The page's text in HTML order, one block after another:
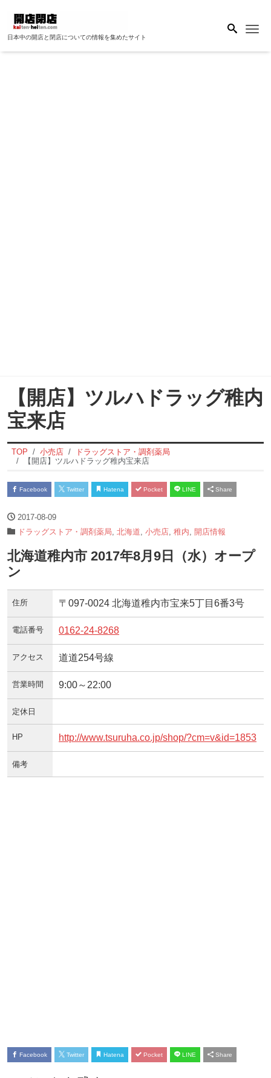
日本中の開店と閉店についての情報を集めたサイト
【開店】ツルハドラッグ稚内
宝来店
TOP 小売店
ドラッグストア・調剤薬局
【開店】ツルハドラッグ稚内宝来店
Facebook Twitter Hatena Pocket LINE Share
2017-08-09
ドラッグストア・調剤薬局 北海道 小売店 稚内 開店情報
北海道稚内市 2017年8月9日（水）オープ
ン
住所 〒097-0024 北海道稚内市宝来5丁目6番3号
電話番号 0162-24-8268
アクセス 道道254号線
営業時間 9:00～22:00
定休日
HP http://www.tsuruha.co.jp/shop/?cm=v&id=1853
備考
Facebook Twitter Hatena Pocket LINE Share